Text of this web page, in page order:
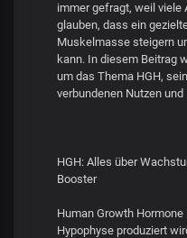
immer gefragt, weil
glauben, dass ein
Muskelmasse steigern
kann. In diesem Beitrag
um das Thema HGH,
verbundenen Nutzen
HGH: Alles über
Booster
Human Growth
Hypophyse produziert